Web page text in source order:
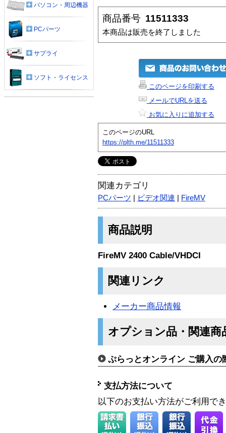
商品番号 11511333
本商品は販売を終了しました
このページを印刷する
メールでURLを送る
お気に入りに追加する
このページのURL
https://plth.me/11511333
関連カテゴリ
PCパーツ ビデオ関連 FireMV
商品説明
FireMV 2400 Cable/VHDCI
関連リンク
メーカー商品情報
オプション品・関連商
ぷらっとオンライン ご購入の
支払方法について
以下のお支払い方法がご利用で
パソコン・周辺機器
PCパーツ
サプライ
ソフト・ライセンス